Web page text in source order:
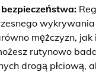
mężczyzn, jak
rutynowo
drogą płciową,